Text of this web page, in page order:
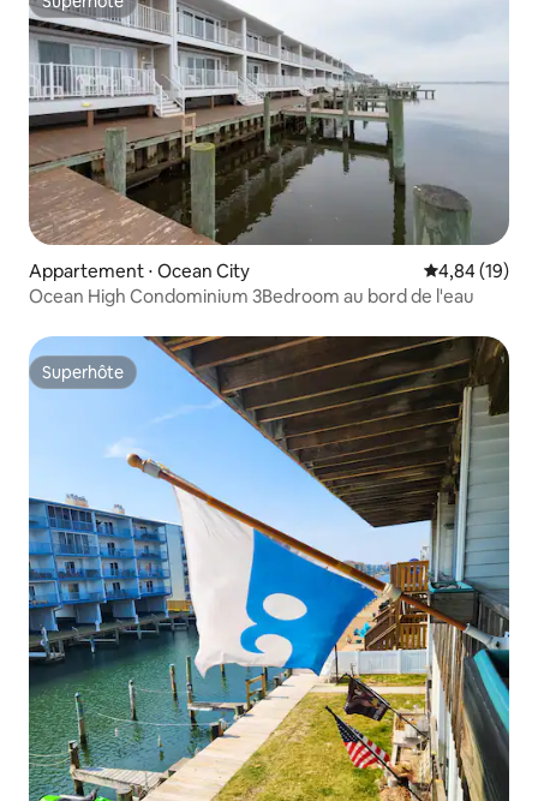
Superhôte
Appartement ⋅ Ocean City Évaluation
4,84 (19)
Ocean High Condominium 3Bedroom au bord de l'eau
Superhôte
Superhôte